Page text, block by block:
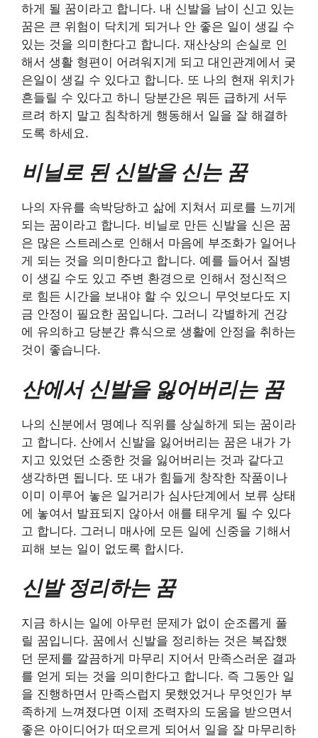
하게 될 꿈이라고 합니다. 내 신발을 남이 신고 있는
꿈은 큰 위험이 닥치게 되거나 안 좋은 일이 생길 수
있는 것을 의미한다고 합니다. 재산상의 손실로 인
해서 생활 형편이 어려워지게 되고 대인관계에서 궂
은일이 생길 수 있다고 합니다. 또 나의 현재 위치가
흔들릴 수 있다고 하니 당분간은 뭐든 급하게 서두
르려 하지 말고 침착하게 행동해서 일을 잘 해결하
도록 하세요.
비닐로 된 신발을 신는 꿈
나의 자유를 속박당하고 삶에 지쳐서 피로를 느끼게
되는 꿈이라고 합니다. 비닐로 만든 신발을 신은 꿈
은 많은 스트레스로 인해서 마음에 부조화가 일어나
게 되는 것을 의미한다고 합니다. 예를 들어서 질병
이 생길 수도 있고 주변 환경으로 인해서 정신적으
로 힘든 시간을 보내야 할 수 있으니 무엇보다도 지
금 안정이 필요한 꿈입니다. 그러니 각별하게 건강
에 유의하고 당분간 휴식으로 생활에 안정을 취하는
것이 좋습니다.
산에서 신발을 잃어버리는 꿈
나의 신분에서 명예나 직위를 상실하게 되는 꿈이라
고 합니다. 산에서 신발을 잃어버리는 꿈은 내가 가
지고 있었던 소중한 것을 잃어버리는 것과 같다고
생각하면 됩니다. 또 내가 힘들게 창작한 작품이나
이미 이루어 놓은 일거리가 심사단계에서 보류 상태
에 놓여서 발표되지 않아서 애를 태우게 될 수 있다
고 합니다. 그러니 매사에 모든 일에 신중을 기해서
피해 보는 일이 없도록 합시다.
신발 정리하는 꿈
지금 하시는 일에 아무런 문제가 없이 순조롭게 풀
릴 꿈입니다. 꿈에서 신발을 정리하는 것은 복잡했
던 문제를 깔끔하게 마무리 지어서 만족스러운 결과
를 얻게 되는 것을 의미한다고 합니다. 즉 그동안 일
을 진행하면서 만족스럽지 못했었거나 무엇인가 부
족하게 느껴졌다면 이제 조력자의 도움을 받으면서
좋은 아이디어가 떠오르게 되어서 일을 잘 마무리하